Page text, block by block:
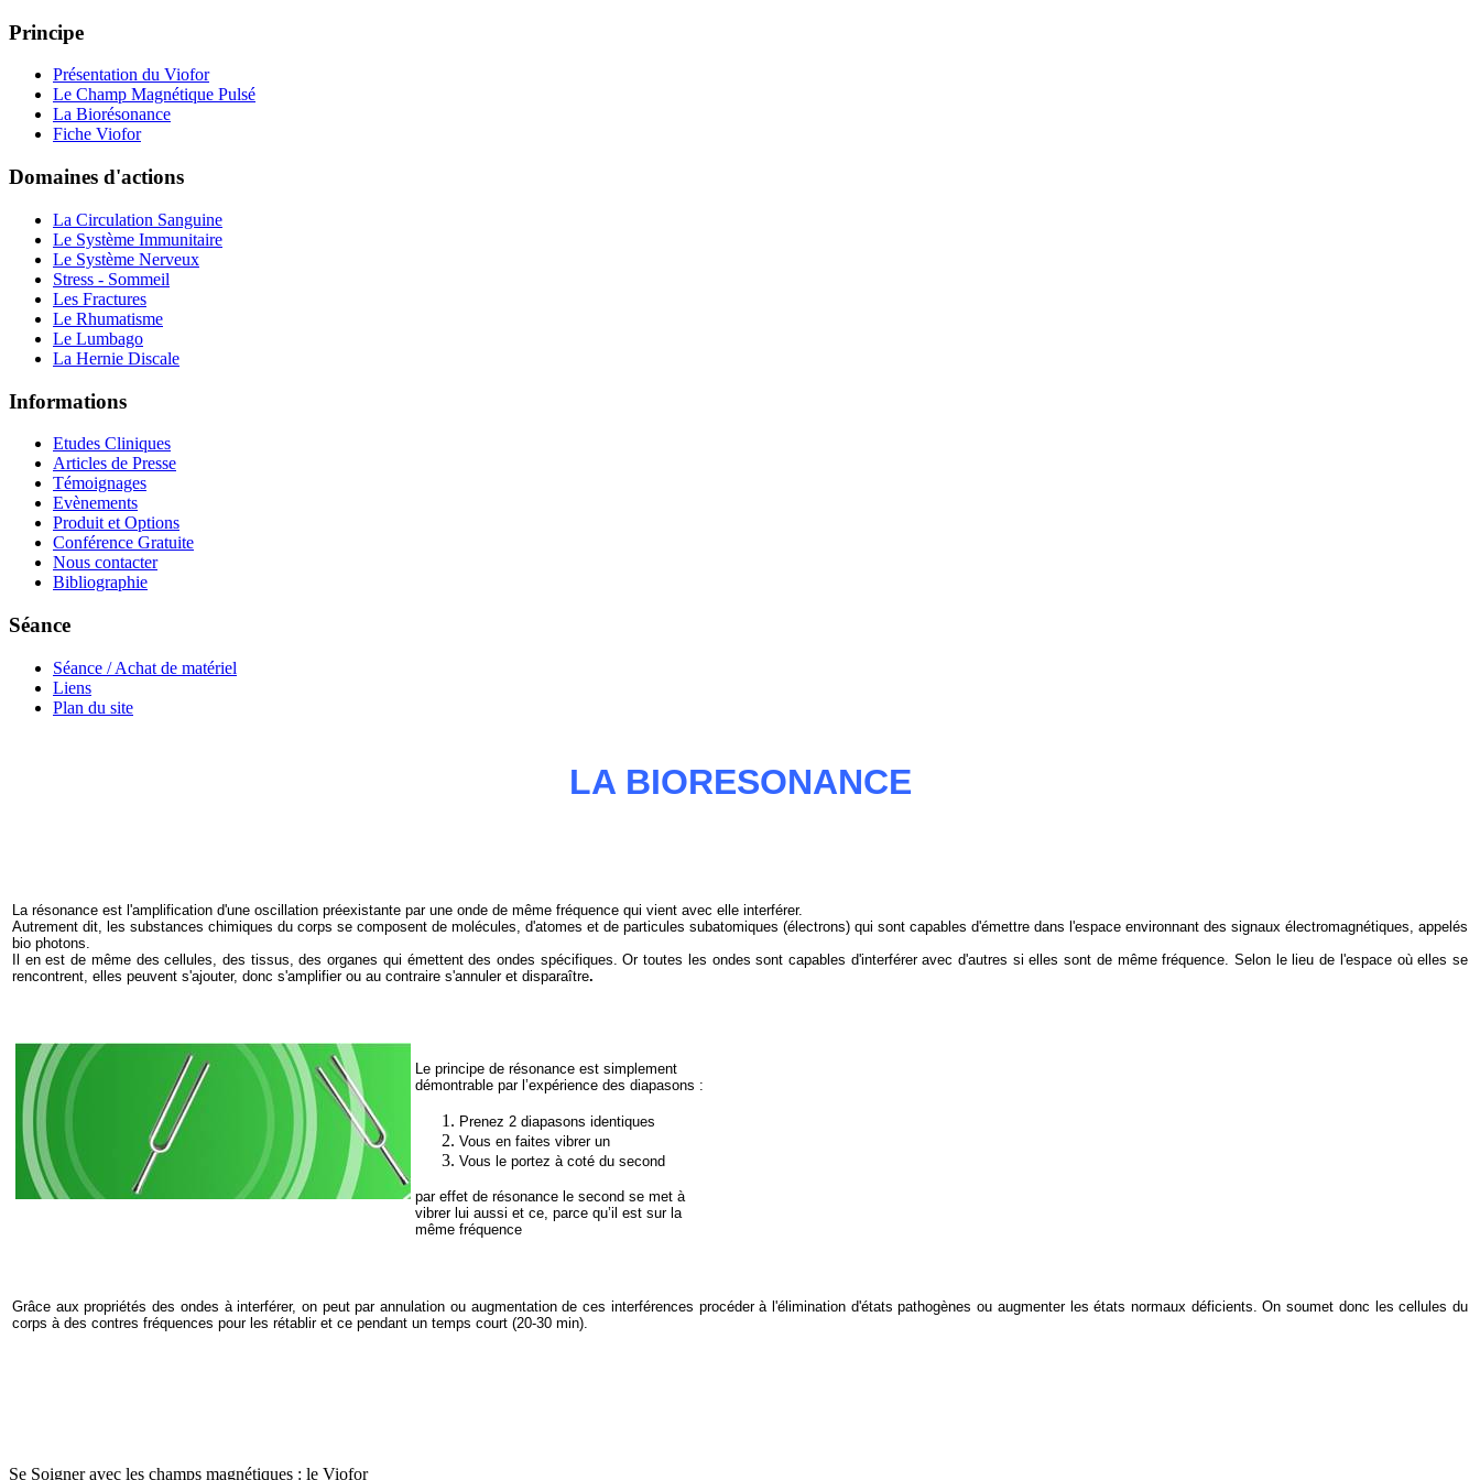
Principe
Présentation du Viofor
Le Champ Magnétique Pulsé
La Biorésonance
Fiche Viofor
Domaines d'actions
La Circulation Sanguine
Le Système Immunitaire
Le Système Nerveux
Stress - Sommeil
Les Fractures
Le Rhumatisme
Le Lumbago
La Hernie Discale
Informations
Etudes Cliniques
Articles de Presse
Témoignages
Evènements
Produit et Options
Conférence Gratuite
Nous contacter
Bibliographie
Séance
Séance / Achat de matériel
Liens
Plan du site
LA BIORESONANCE
La résonance est l'amplification d'une oscillation préexistante par une onde de même fréquence qui vient avec elle interférer.
Autrement dit, les substances chimiques du corps se composent de molécules, d'atomes et de particules subatomiques (électrons) qui sont capables d'émettre dans l'espace environnant des signaux électromagnétiques, appelés
bio photons.
Il en est de même des cellules, des tissus, des organes qui émettent des ondes spécifiques. Or toutes les ondes sont capables d'interférer avec d'autres si elles sont de même fréquence. Selon le lieu de l'espace où elles se
rencontrent, elles peuvent s'ajouter, donc s'amplifier ou au contraire s'annuler et disparaître.
Le principe de résonance est simplement
démontrable par l’expérience des diapasons :
Prenez 2 diapasons identiques
Vous en faites vibrer un
Vous le portez à coté du second
par effet de résonance le second se met à
vibrer lui aussi et ce, parce qu’il est sur la
même fréquence
Grâce aux propriétés des ondes à interférer, on peut par annulation ou augmentation de ces interférences procéder à l'élimination d'états pathogènes ou augmenter les états normaux déficients. On soumet donc les cellules du
corps à des contres fréquences pour les rétablir et ce pendant un temps court (20-30 min).
Se Soigner avec les champs magnétiques : le Viofor